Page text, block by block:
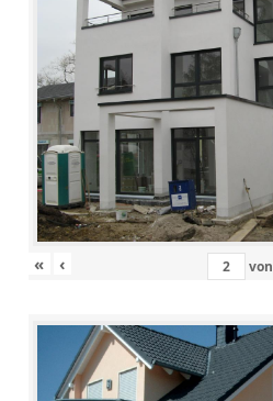
« ‹ von